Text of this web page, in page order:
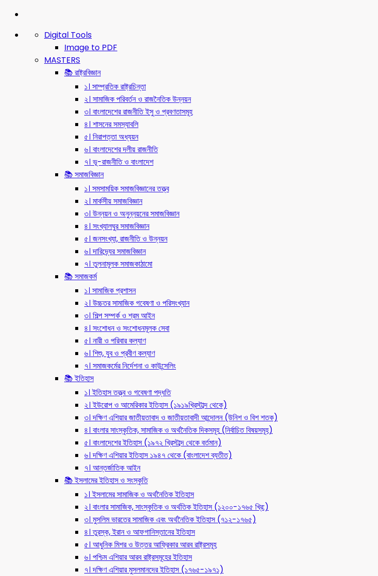
Digital Tools
Image to PDF
MASTERS
📚 রাষ্ট্রবিজ্ঞান
১। সাম্প্রতিক রাষ্ট্রচিন্তা
২। সামাজিক পরিবর্তন ও রাজনৈতিক উন্নয়ন
৩। বাংলাদেশের রাজনীতি ইসু ও প্রবণতাসমূহ
৪। শাসনের সমস্যাবলি
৫। নিরাপত্তা অধ্যয়ন
৬। বাংলাদেশের দলীয় রাজনীতি
৭। ভূ-রাজনীতি ও বাংলাদেশ
📚 সমাজবিজ্ঞান
১। সমসাময়িক সমাজবিজ্ঞানের তত্ত্ব
২। মার্কসীয় সমাজবিজ্ঞান
৩। উন্নয়ন ও অনুন্নয়নের সমাজবিজ্ঞান
৪। সংখ্যালঘুর সমাজবিজ্ঞান
৫। জনসংখ্যা, রাজনীতি ও উন্নয়ন
৬। দারিদ্র্যের সমাজবিজ্ঞান
৭। তুলনামূলক সমাজকাঠামো
📚 সমাজকর্ম
১। সামাজিক প্রশাসন
২। উচ্চতর সামাজিক গবেষণা ও পরিসংখ্যান
৩। শিল্প সম্পর্ক ও শ্রম আইন
৪। সংশোধন ও সংশোধনমূলক সেবা
৫। নারী ও পরিবার কল্যাণ
৬। শিশু, যুব ও প্রবীণ কল্যাণ
৭। সমাজকর্মের নির্দেশনা ও কাউন্সেলিং
📚 ইতিহাস
১। ইতিহাস তত্ত্ব ও গবেষণা পদ্ধতি
২। ইউরোপ ও আমেরিকার ইতিহাস (১৯১৯খ্রিস্টাব্দ থেকে)
৩। দক্ষিণ এশিয়ার জাতীয়তাবাদ ও জাতীয়তাবাদী আন্দোলন (উনিশ ও বিশ শতক)
৪। বাংলার সাংস্কৃতিক, সামাজিক ও অর্থনৈতিক দিকসমূহ (নির্বাচিত বিষয়সমূহ)
৫। বাংলাদেশের ইতিহাস (১৯৭২ খ্রিস্টাব্দ থেকে বর্তমান)
৬। দক্ষিণ এশিয়ার ইতিহাস ১৯৪৭ থেকে (বাংলাদেশ ব্যতীত)
৭। আন্তর্জাতিক আইন
📚 ইসলামের ইতিহাস ও সংস্কৃতি
১। ইসলামের সামাজিক ও অর্থনৈতিক ইতিহাস
২। বাংলার সামাজিক, সাংস্কৃতিক ও অর্থতিক ইতিহাস (১২০০-১৭৬৫ খ্রি:)
৩। মুসলিম ভারতের সামাজিক এবং অর্থনৈতিক ইতিহাস (৭১২-১৭৬৫)
৪। তুরস্ক, ইরান ও আফগানিস্তানের ইতিহাস
৫। আধুনিক মিশর ও উত্তর আফ্রিকার আরব রাষ্ট্রসমূহ
৬। পশ্চিম এশিয়ার আরব রাষ্ট্রসমূহের ইতিহাস
৭। দক্ষিণ এশিয়ার মুসলমানদের ইতিহাস (১৭৬৫-১৯৭১)